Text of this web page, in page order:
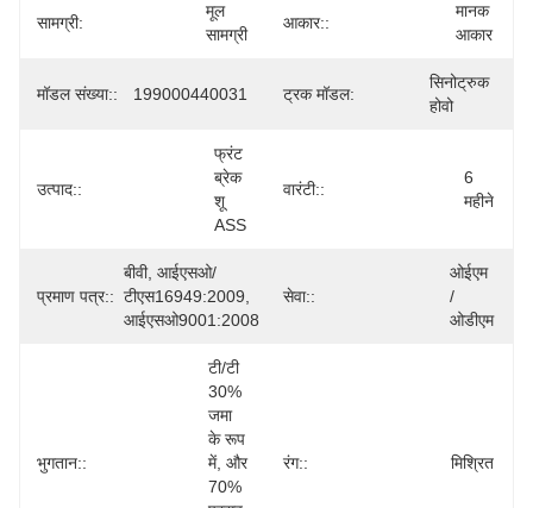
सामग्री:
मूल
सामग्री
आकार::
मानक
आकार
मॉडल संख्या:: 199000440031 ट्रक मॉडल:
सिनोट्रुक
होवो
उत्पाद::
फ्रंट
ब्रेक
शू
ASS
वारंटी::
6
महीने
प्रमाण पत्र::
बीवी, आईएसओ/
टीएस16949:2009,
आईएसओ9001:2008
सेवा::
ओईएम
/
ओडीएम
भुगतान::
टी/टी
30%
जमा
के रूप
में, और
70%
रंग:: मिश्रित